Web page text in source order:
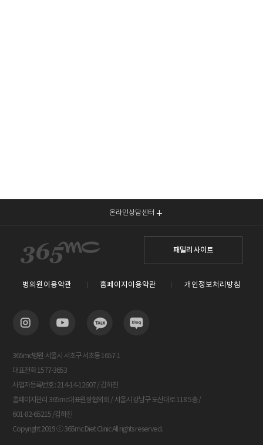
온라인상담센터
패밀리 사이트
병의원이용약관 홈페이지이용약관 개인정보처리방침
365mc병원 서울시 서초구 서초동 1657-1
대표전화 1577-3653
사업자등록번호 : 214-14-12607 / 김하진
홈페이지관리 365mc대표원장협의회 / 서울시 강남구 도산대로 118 5층 /
601-82-65215 /김하진
Copyright 2019 ⓒ 365mc Diet Clinic All rights reserved.